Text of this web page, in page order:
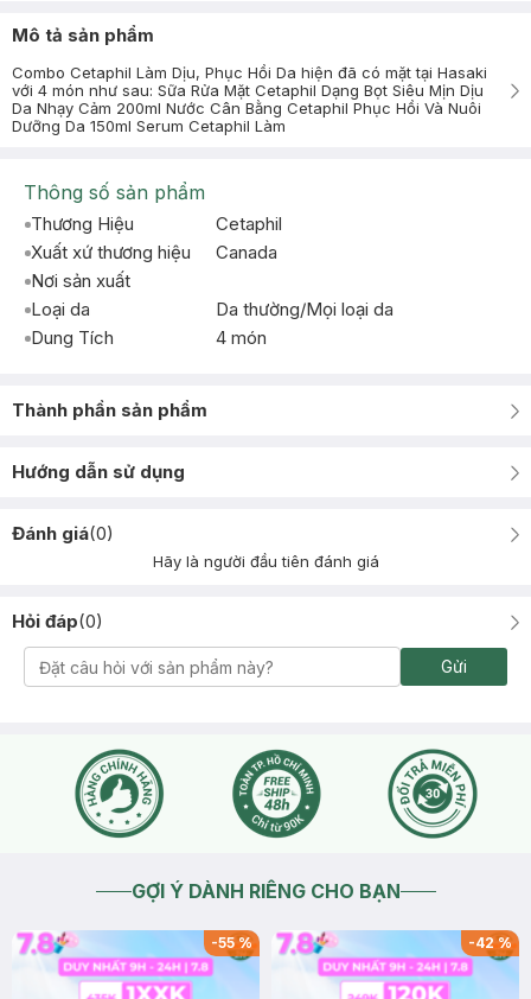
Mô tả sản phẩm
Combo Cetaphil Làm Dịu, Phục Hồi Da hiện đã có mặt tại Hasaki
với 4 món như sau: Sữa Rửa Mặt Cetaphil Dạng Bọt Siêu Mịn Dịu
Da Nhạy Cảm 200ml Nước Cân Bằng Cetaphil Phục Hồi Và Nuôi
Dưỡng Da 150ml Serum Cetaphil Làm
Thông số sản phẩm
Thương Hiệu
Cetaphil
Xuất xứ thương hiệu
Canada
Nơi sản xuất
Loại da
Da thường/Mọi loại da
Dung Tích
4 món
Thành phần sản phẩm
Hướng dẫn sử dụng
Đánh giá(0)
Hãy là người đầu tiên đánh giá
Hỏi đáp(0)
Gửi
GỢI Ý DÀNH RIÊNG CHO BẠN
-55% -42%